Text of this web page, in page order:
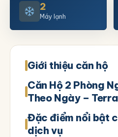
2
Máy lạnh
Giới thiệu căn hộ
Căn Hộ 2 Phòng
Theo Ngày –
Đặc điểm nổi bật
dịch vụ